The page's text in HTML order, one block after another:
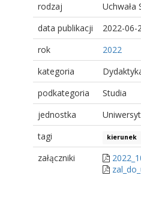
rodzaj
Uchwała
data publikacji
2022-06-
rok
2022
kategoria
podkategoria
Studia
jednostka
tagi
kierunek
załączniki